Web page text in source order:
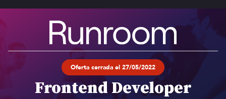
Oferta cerrada el 27/05/2022
Frontend Developer